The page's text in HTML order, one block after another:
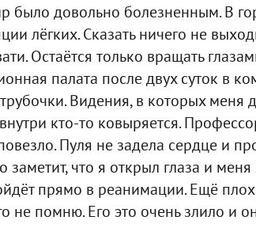
было довольно болезненным. В
лёгких. Сказать ничего не
Остаётся только вращать
палата после двух суток в
Видения, в которых меня
кто-то ковыряется.
Пуля не задела сердце и
заметит, что я открыл глаза и
прямо в реанимации. Ещё
не помню. Его это очень злило и